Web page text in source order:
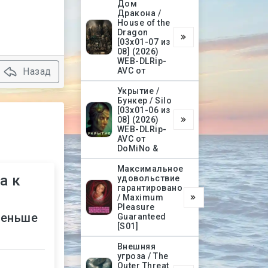
Назад
к
Дом
Дракона /
House of the
Dragon
[03х01-07 из
08] (2026)
WEB-DLRip-
AVC от
Укрытие /
Бункер / Silo
[03х01-06 из
08] (2026)
WEB-DLRip-
AVC от
DoMiNo &
Максимальное
удовольствие
гарантировано
/ Maximum
Pleasure
Guaranteed
[S01]
Внешняя
угроза / The
Outer Threat